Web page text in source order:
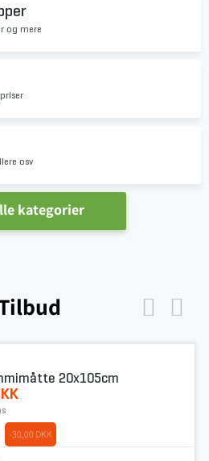
og mere
osv
kategorier
20x105cm
-30,00 DKK